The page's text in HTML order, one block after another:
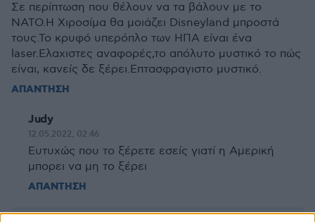
Σε περίπτωση που θέλουν να τα βάλουν με το
ΝΑΤΟ.Η Χιροσίμα θα μοιάζει Disneyland μπροστά
τους.Το κρυφό υπερόπλο των ΗΠΑ είναι ένα
laser.Ελαχιστες αναφορές,το απόλυτο μυστικό το πώς
είναι, κανείς δε ξέρει.Επτασφραγιστο μυστικό.
ΑΠΑΝΤΗΣΗ
Judy
12.05.2022, 02:46
Ευτυχώς που το ξέρετε εσείς γιατί η Αμερική
μπορει να μη το ξέρει
ΑΠΑΝΤΗΣΗ